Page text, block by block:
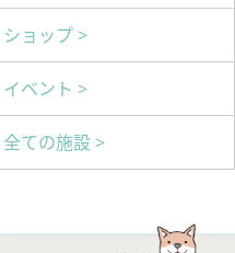
ショップ >
イベント >
全ての施設 >